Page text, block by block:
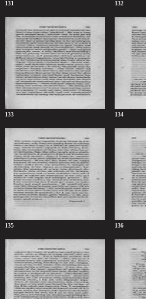
131 132
133 134
135 136